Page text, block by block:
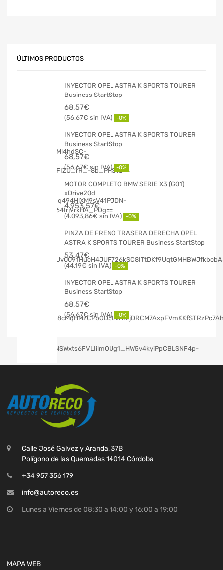
ÚLTIMOS PRODUCTOS
INYECTOR OPEL ASTRA K SPORTS TOURER
Business StartStop
68,57€
56,67€ -0%
INYECTOR OPEL ASTRA K SPORTS TOURER
Business StartStop
68,57€
56,67€ -0%
MOTOR COMPLETO BMW SERIE X3 (G01)
xDrive20d
4.953,57€
4.093,86€ -0%
PINZA DE FRENO TRASERA DERECHA OPEL
ASTRA K SPORTS TOURER Business StartStop
53,47€
44,19€ -0%
INYECTOR OPEL ASTRA K SPORTS TOURER
Business StartStop
68,57€
56,67€ -0%
Calle José Galvez y Aranda, 37B
Polígono de las Quemadas 14014 Córdoba
+34 957 356 179
info@autoreco.es
Lunes a Viernes de 08:30 a 14:00 y 16:00 a 19:00
MAPA WEB